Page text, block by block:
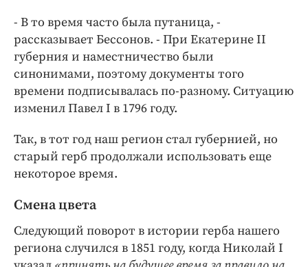
- В то время часто была путаница, -
рассказывает Бессонов. - При Екатерине II
губерния и наместничество были
синонимами, поэтому документы того
времени подписывалась по-разному. Ситуацию
изменил Павел I в 1796 году.
Так, в тот год наш регион стал губернией, но
старый герб продолжали использовать еще
некоторое время.
Смена цвета
Следующий поворот в истории герба нашего
региона случился в 1851 году, когда Николай I